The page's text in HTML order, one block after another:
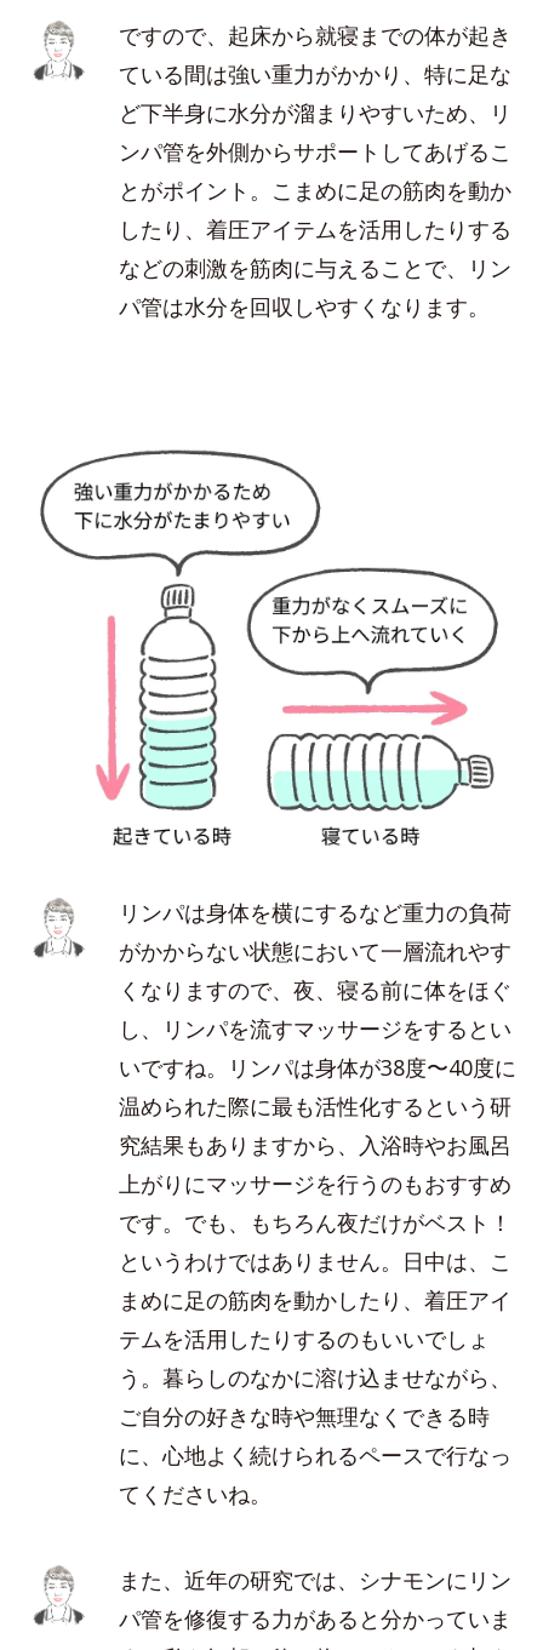
ですので、起床から就寝までの体が起き
ている間は強い重力がかかり、特に足な
ど下半身に水分が溜まりやすいため、リ
ンパ管を外側からサポートしてあげるこ
とがポイント。こまめに足の筋肉を動か
したり、着圧アイテムを活用したりする
などの刺激を筋肉に与えることで、リン
パ管は水分を回収しやすくなります。
リンパは身体を横にするなど重力の負荷
がかからない状態において一層流れやす
くなりますので、夜、寝る前に体をほぐ
し、リンパを流すマッサージをするとい
いですね。リンパは身体が38度〜40度に
温められた際に最も活性化するという研
究結果もありますから、入浴時やお風呂
上がりにマッサージを行うのもおすすめ
です。でも、もちろん夜だけがベスト！
というわけではありません。日中は、こ
まめに足の筋肉を動かしたり、着圧アイ
テムを活用したりするのもいいでしょ
う。暮らしのなかに溶け込ませながら、
ご自分の好きな時や無理なくできる時
に、心地よく続けられるペースで行なっ
てくださいね。
また、近年の研究では、シナモンにリン
パ管を修復する力があると分かっていま